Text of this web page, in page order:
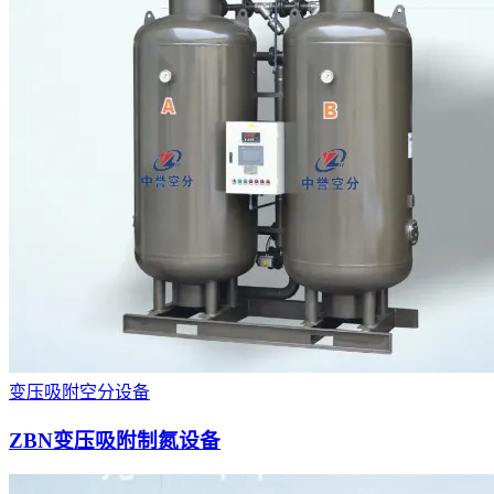
变压吸附空分设备
ZBN变压吸附制氮设备